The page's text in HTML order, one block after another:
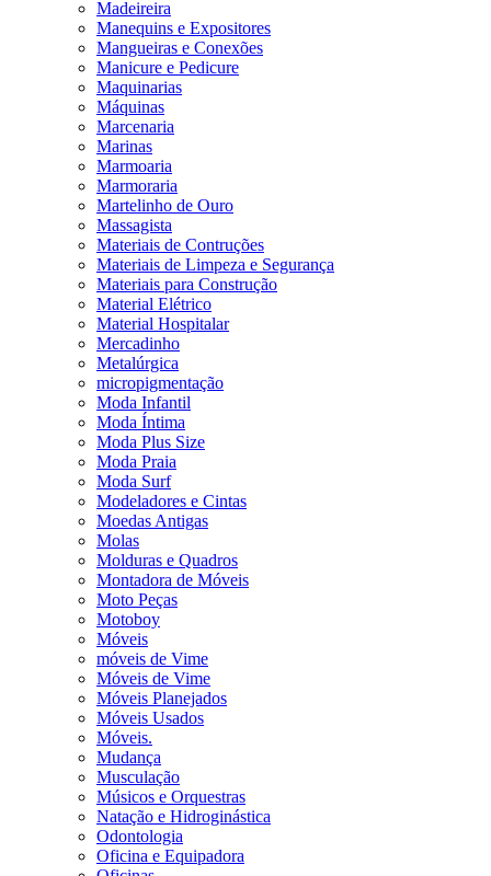
Madeireira
Manequins e Expositores
Mangueiras e Conexões
Manicure e Pedicure
Maquinarias
Máquinas
Marcenaria
Marinas
Marmoaria
Marmoraria
Martelinho de Ouro
Massagista
Materiais de Contruções
Materiais de Limpeza e Segurança
Materiais para Construção
Material Elétrico
Material Hospitalar
Mercadinho
Metalúrgica
micropigmentação
Moda Infantil
Moda Íntima
Moda Plus Size
Moda Praia
Moda Surf
Modeladores e Cintas
Moedas Antigas
Molas
Molduras e Quadros
Montadora de Móveis
Moto Peças
Motoboy
Móveis
móveis de Vime
Móveis de Vime
Móveis Planejados
Móveis Usados
Móveis.
Mudança
Musculação
Músicos e Orquestras
Natação e Hidroginástica
Odontologia
Oficina e Equipadora